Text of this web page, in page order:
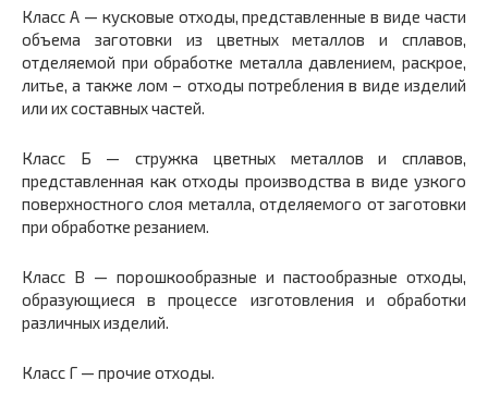
Класс А — кусковые отходы, представленные в виде части
объема заготовки из цветных металлов и сплавов,
отделяемой при обработке металла давлением, раскрое,
литье, а также лом – отходы потребления в виде изделий
или их составных частей.
Класс Б — стружка цветных металлов и сплавов,
представленная как отходы производства в виде узкого
поверхностного слоя металла, отделяемого от заготовки
при обработке резанием.
Класс В — порошкообразные и пастообразные отходы,
образующиеся в процессе изготовления и обработки
различных изделий.
Класс Г — прочие отходы.